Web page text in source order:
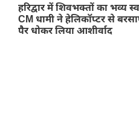
हरिद्वार में शिवभक्तों का भव्य
CM धामी ने हेलिकॉप्टर से
पैर धोकर लिया आशीर्वाद